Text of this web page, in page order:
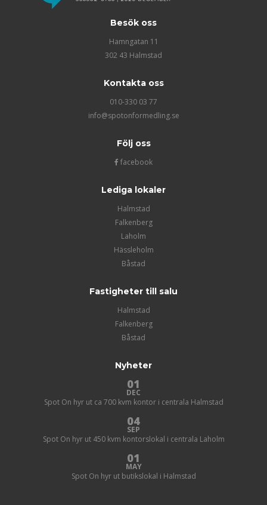
Besök oss
Hamngatan 11
302 43 Halmstad
Kontakta oss
010-330 03 77
info@spotonformedling.se
Följ oss
facebook
Lediga lokaler
Halmstad
Falkenberg
Laholm
Hässleholm
Båstad
Fastigheter till salu
Halmstad
Falkenberg
Båstad
Nyheter
01
DEC
Spot On hyr ut ca 700 kvm kontor i centrala Halmstad
04
SEP
Spot On hyr ut 450 kvm kontorslokal i centrala Laholm
01
MAY
Spot On hyr ut butikslokal i Halmstad